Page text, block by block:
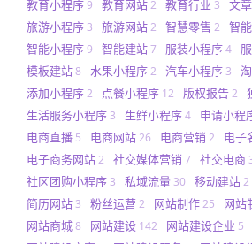
教育小程序9 教育网站2 教育行业 3 文
旅游小程序 3 旅游网站2 智慧零售 2 智
智能小程序9 智能建站7 服装小程序4
模板建站8 水果小程序2 汽车小程序 3
添加小程序2 点餐小程序 12 版权报告2
生活服务小程序 3 生鲜小程序4 申请小程
电商直播 5 电商网站26 电商营销 2 电子
电子商务网站2 社交媒体营销 7 社交电商
社区团购小程序 3 私域流量 30 移动建站2
简历网站 3 粉丝运营2 网站制作25 网站
网站商城8 网站建设 142 网站建设企业 5